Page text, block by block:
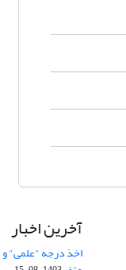
آخرین اخبار
اخذ درجه "علمی"